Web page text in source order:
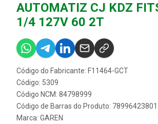
AUTOMATIZ CJ KDZ
1/4 127V 60 2T
Código do Fabricante: F11464-GCT
Código: 5309
Código NCM: 84798999
Código de Barras do Produto:
Marca: GAREN